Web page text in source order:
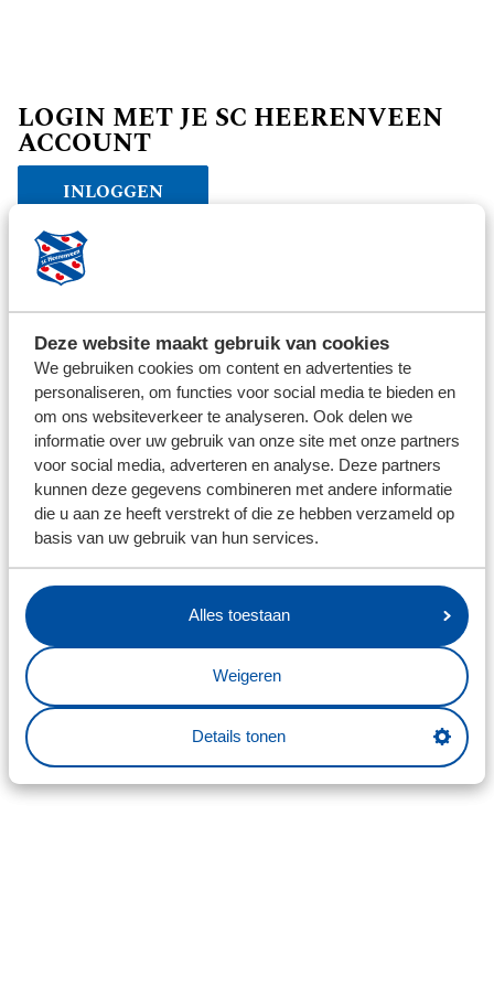
Deze website maakt gebruik van cookies
We gebruiken cookies om content en advertenties te
personaliseren, om functies voor social media te bieden en
om ons websiteverkeer te analyseren. Ook delen we
informatie over uw gebruik van onze site met onze partners
voor social media, adverteren en analyse. Deze partners
kunnen deze gegevens combineren met andere informatie
die u aan ze heeft verstrekt of die ze hebben verzameld op
basis van uw gebruik van hun services.
Alles toestaan
Weigeren
Details tonen
LOGIN MET JE SC HEERENVEEN
ACCOUNT
INLOGGEN
Verder winkelen